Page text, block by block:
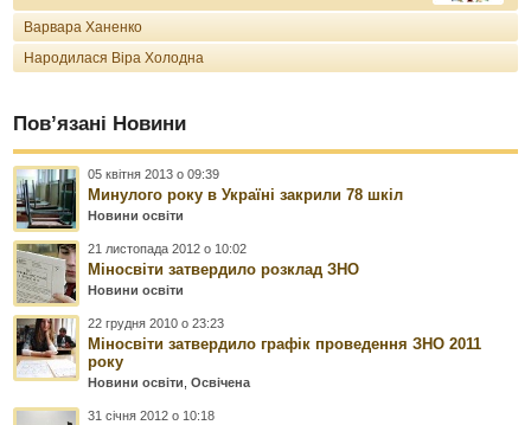
Варвара Ханенко
Народилася Віра Холодна
Пов’язані Новини
05 квітня 2013 о 09:39
Минулого року в Україні закрили 78 шкіл
Новини освіти
21 листопада 2012 о 10:02
Міносвіти затвердило розклад ЗНО
Новини освіти
22 грудня 2010 о 23:23
Міносвіти затвердило графік проведення ЗНО 2011
року
Новини освіти ,Освічена
31 січня 2012 о 10:18